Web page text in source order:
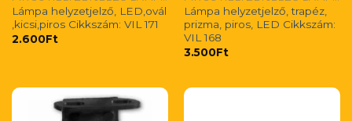
Lámpa helyzetjelző, LED,ovál
,kicsi,piros Cikkszám: VIL 171
2.600Ft
Lámpa helyzetjelző, trapéz,
prizma, piros, LED Cikkszám:
VIL 168
3.500Ft